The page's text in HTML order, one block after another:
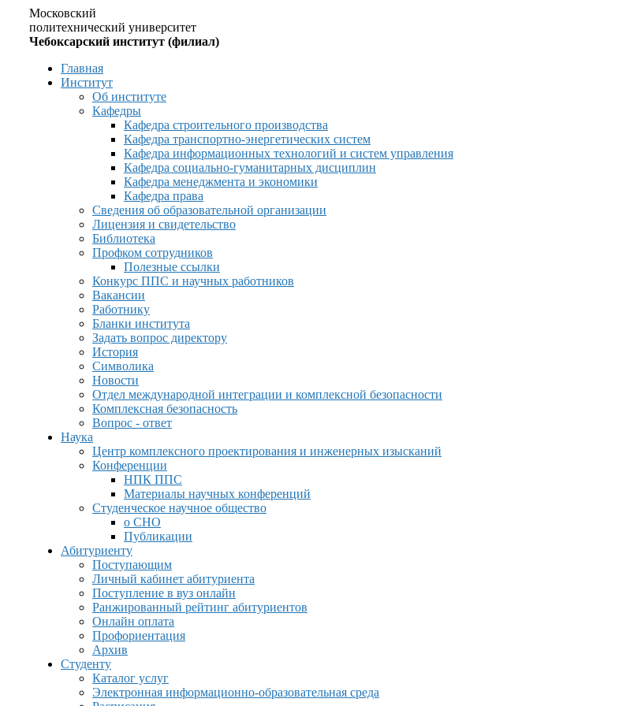
Московский
политехнический университет
Чебоксарский институт (филиал)
Главная
Институт
Об институте
Кафедры
Кафедра строительного производства
Кафедра транспортно-энергетических систем
Кафедра информационных технологий и систем управления
Кафедра социально-гуманитарных дисциплин
Кафедра менеджмента и экономики
Кафедра права
Сведения об образовательной организации
Лицензия и свидетельство
Библиотека
Профком сотрудников
Полезные ссылки
Конкурс ППС и научных работников
Вакансии
Работнику
Бланки института
Задать вопрос директору
История
Символика
Новости
Отдел международной интеграции и комплексной безопасности
Комплексная безопасность
Вопрос - ответ
Наука
Центр комплексного проектирования и инженерных изысканий
Конференции
НПК ППС
Материалы научных конференций
Студенческое научное общество
о СНО
Публикации
Абитуриенту
Поступающим
Личный кабинет абитуриента
Поступление в вуз онлайн
Ранжированный рейтинг абитуриентов
Онлайн оплата
Профориентация
Архив
Студенту
Каталог услуг
Электронная информационно-образовательная среда